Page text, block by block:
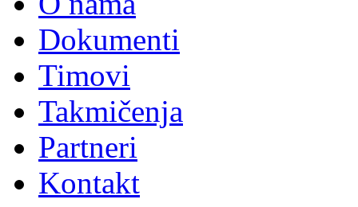
Dokumenti
Timovi
Takmičenja
Partneri
Kontakt